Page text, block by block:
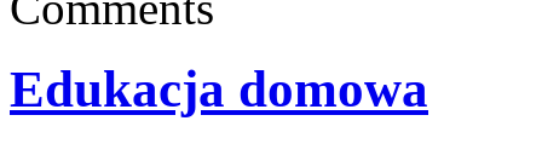
Edukacja domowa